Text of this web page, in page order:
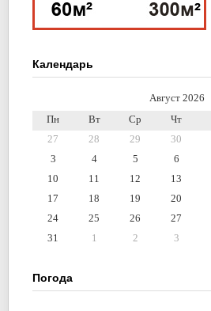
Календарь
Август 2026
Пн
Вт Ср Чт
27
28 29 30
3
4 5 6
10
11 12 13
17
18 19 20
24
25 26 27
31
1 2 3
Погода